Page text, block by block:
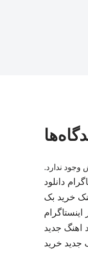
وجود ندارد.
دانلود
خرید بک
اینستاگرام
اهنگ جدید
جدید خرید